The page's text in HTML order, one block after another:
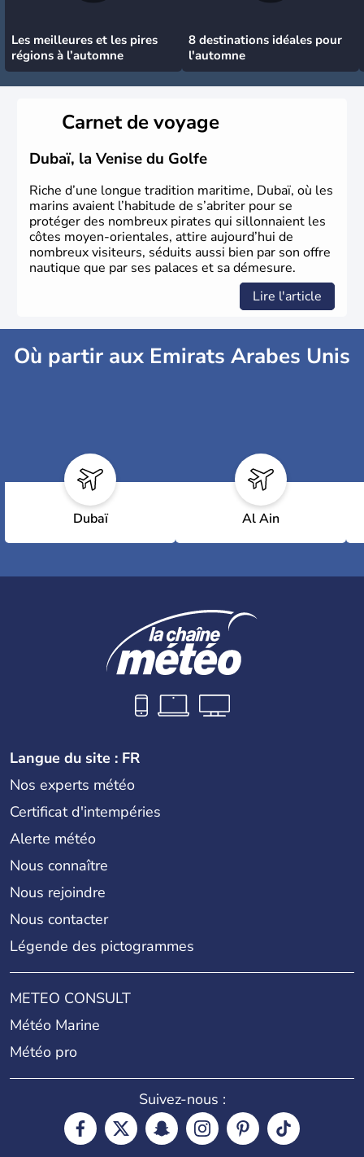
Les meilleures et les pires
régions à l’automne
8 destinations idéales pour
l'automne
Carnet de voyage
Dubaï, la Venise du Golfe
Riche d’une longue tradition maritime, Dubaï, où les
marins avaient l’habitude de s’abriter pour se
protéger des nombreux pirates qui sillonnaient les
côtes moyen-orientales, attire aujourd’hui de
nombreux visiteurs, séduits aussi bien par son offre
nautique que par ses palaces et sa démesure.
Lire l'article
Où partir aux Emirats Arabes Unis
Dubaï Al Ain
Langue du site : FR
Nos experts météo
Certificat d'intempéries
Alerte météo
Nous connaître
Nous rejoindre
Nous contacter
Légende des pictogrammes
METEO CONSULT
Météo Marine
Météo pro
Suivez-nous :